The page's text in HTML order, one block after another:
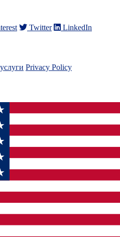
Twitter LinkedIn
Privacy Policy